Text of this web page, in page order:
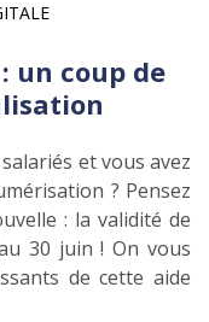
un coup de
et vous avez
? Pensez
: la validité de
30 juin ! On vous
de cette aide